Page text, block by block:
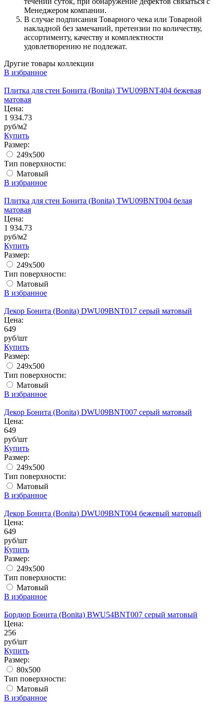
Менеджером компании.
В случае подписания Товарного чека или Товарной
накладной без замечаний, претензии по количеству,
ассортименту, качеству и комплектности
удовлетворению не подлежат.
Другие товары коллекции
В избранное
Плитка для стен Бонита (Bonita) TWU09BNT404 бежевая
матовая
Цена:
1 934.73
руб/м2
Купить
Размер:
249x500
Тип поверхности:
Матовый
В избранное
Плитка для стен Бонита (Bonita) TWU09BNT004 белая
матовая
Цена:
1 934.73
руб/м2
Купить
Размер:
249x500
Тип поверхности:
Матовый
В избранное
Декор Бонита (Bonita) DWU09BNT017 серый матовый
Цена:
649
руб/шт
Купить
Размер:
249x500
Тип поверхности:
Матовый
В избранное
Декор Бонита (Bonita) DWU09BNT007 серый матовый
Цена:
649
руб/шт
Купить
Размер:
249x500
Тип поверхности:
Матовый
В избранное
Декор Бонита (Bonita) DWU09BNT004 бежевый матовый
Цена:
649
руб/шт
Купить
Размер:
249x500
Тип поверхности:
Матовый
В избранное
Бордюр Бонита (Bonita) BWU54BNT007 серый матовый
Цена:
256
руб/шт
Купить
Размер:
80х500
Тип поверхности:
Матовый
В избранное